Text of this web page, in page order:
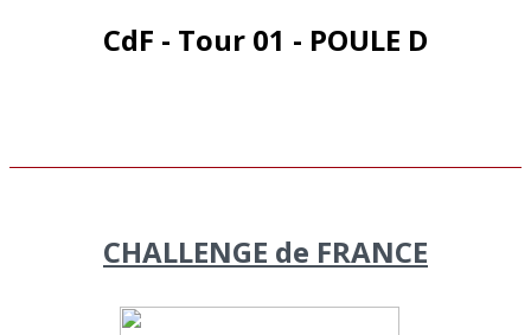
CdF - Tour 01 - POULE D
CHALLENGE de FRANCE